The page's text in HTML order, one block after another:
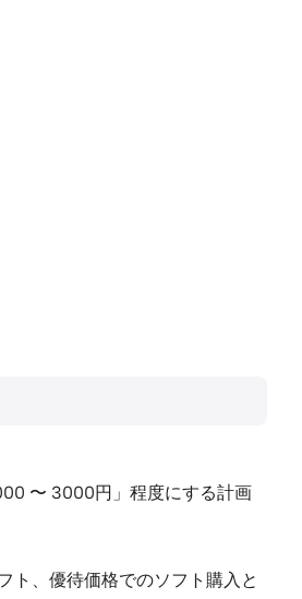
〜 3000円」程度にする計画
ト、優待価格でのソフト購入と